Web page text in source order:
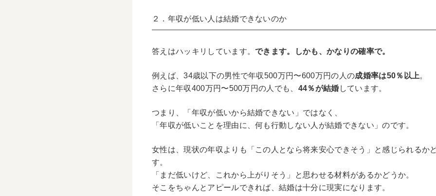
２．年収が低い人は結婚できないのか
答えはハッキリしています。できます。しかも、かなりの確率で。
例えば、34歳以下の男性で年収500万円〜600万円の人の成婚率は50％以上。
さらに年収400万円〜500万円の人でも、 44％が結婚 しています。
つまり、「年収が低いから結婚できない」ではなく、
「年収が低いことを理由に、何も行動しない人が結婚できない」のです。
女性は、現状の年収よりも「この人となら将来安心できそう」と感じられるか
す。
「まだ低いけど、これから上がりそう」と思わせる材料があるかどうか。
そこをちゃんとアピールできれば、結婚は十分に現実になります。